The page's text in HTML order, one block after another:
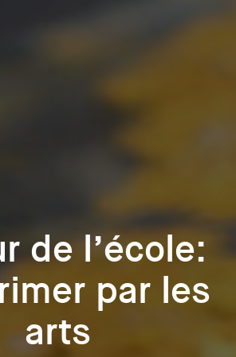
de l’école:
par les
arts